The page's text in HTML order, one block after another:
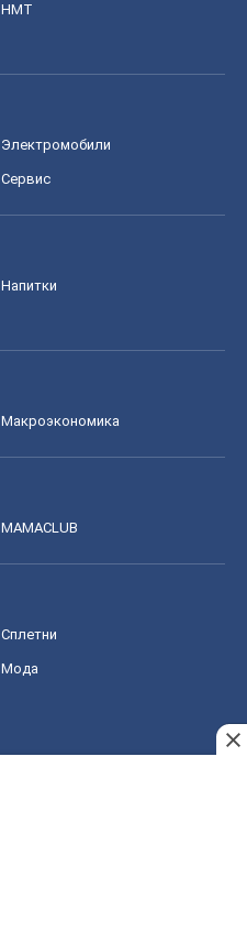
НМТ
Электромобили
Сервис
Напитки
Mакроэкономика
MAMACLUB
Сплетни
Мода